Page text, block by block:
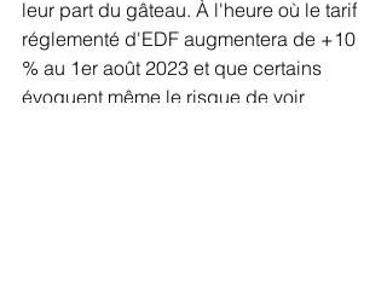
leur part du gâteau. À l'heure où le tarif
réglementé d'EDF augmentera de +10
% au 1er août 2023 et que certains
évoquent même le risque de voir